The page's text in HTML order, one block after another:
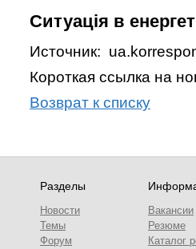
Ситуація в
Источник:
Короткая ссылка на
Возврат к списку
Разделы
Новости
Темы
Форум
Вакансии
Резюме
Каталог